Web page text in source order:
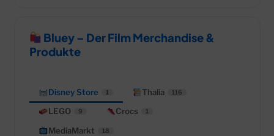
Bluey – Der Film Merchandise &
Produkte
Disney Store 1 Thalia 116
LEGO 9 Crocs 1
MediaMarkt 18